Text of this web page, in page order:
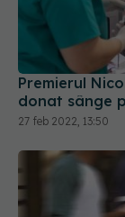
Premierul
donat sânge
27 feb 2022, 13:50